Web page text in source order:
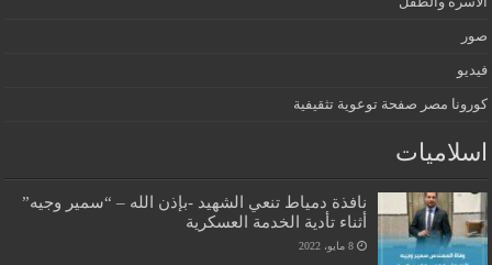
صور
فيديو
كورونا مصر صفحة توعوية تثقيفية
اسلاميات
نافذة دمياط تنعي الشهيد -بإذن الله – “سمير وجيه”
أثناء تأدية الخدمة العسكرية
8 مايو، 2022